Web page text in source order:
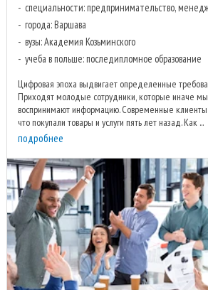
специальности: предпринимательство,
города: Варшава
вузы: Академия Козьминского
учеба в польше: последипломное образование
Цифровая эпоха выдвигает определенные
Приходят молодые сотрудники, которые иначе
воспринимают информацию. Современные клиенты
что покупали товары и услуги пять лет назад. Как ...
подробнее